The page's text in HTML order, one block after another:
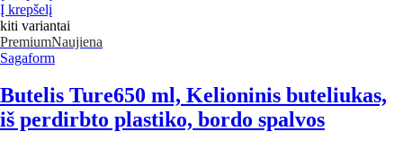
Į krepšelį
kiti variantai
PremiumNaujiena
Sagaform
Butelis Ture650 ml, Kelioninis buteliukas,
iš perdirbto plastiko, bordo spalvos